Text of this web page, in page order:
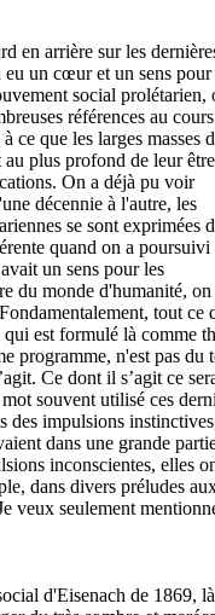
en arrière sur les
eu un cœur et un sens
social prolétarien,
références au
ce que les larges masses
plus profond de leur être
On a déjà pu voir
décennie à l'autre, les
se sont exprimées
quand on a poursuivi
un sens pour les
du monde d'humanité,
tout ce
est formulé là comme
programme, n'est pas du
Ce dont il s’agit ce
souvent utilisé ces
des impulsions
dans une grande
inconscientes, elles
dans divers préludes
veux seulement
d'Eisenach de 1869,